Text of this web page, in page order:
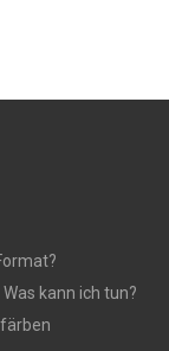
kann ich tun?